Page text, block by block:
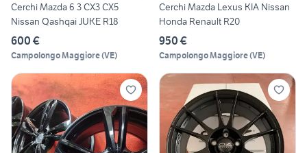
Cerchi Mazda 6 3 CX3 CX5
Nissan Qashqai JUKE R18
600 €
Campolongo Maggiore(VE)
Cerchi Mazda Lexus KIA Nissan
Honda Renault R20
950 €
Campolongo Maggiore(VE)